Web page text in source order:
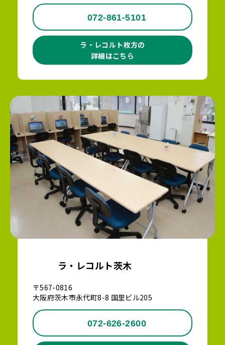
072-861-5101
ラ・レコルト枚方の
詳細はこちら
ラ・レコルト茨木
〒567-0816
大阪府茨木市永代町8-8 国里ビル205
072-626-2600